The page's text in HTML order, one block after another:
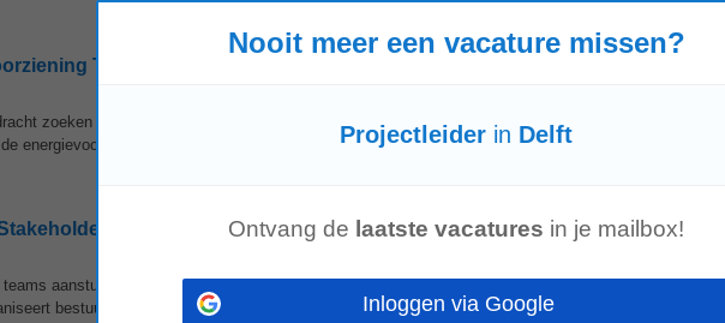
Trolleynet
zoeken wij een zelfstandige
die verantwoordelijk is voor het voorbereiden,
energievoorziening van een trolleynetwerk...
aanstuurt bij emissiereductie in de glastuinbouw, stad en industrie. U bewaakt integraliteit,
bestuurlijke besluitvorming, maakt...
Nooit meer een vacature missen?
Projectleider in Delft
Ontvang de laatste vacatures in je mailbox!
Inloggen via Google